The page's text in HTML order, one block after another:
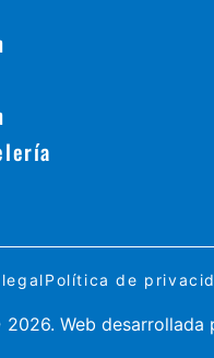
Política de
Web desarrollada